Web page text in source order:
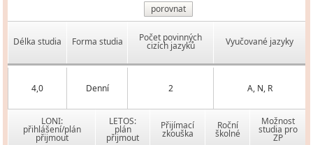
porovnat
Délka studia Forma studia Počet povinných
cizích jazyků Vyučované jazyky
4,0 Denní 2 A, N, R
LONI:
přihlášení/plán
přijmout
LETOS:
plán
přijmout
Přijímací
zkouška
Roční
školné
Možnost
studia pro
ZP